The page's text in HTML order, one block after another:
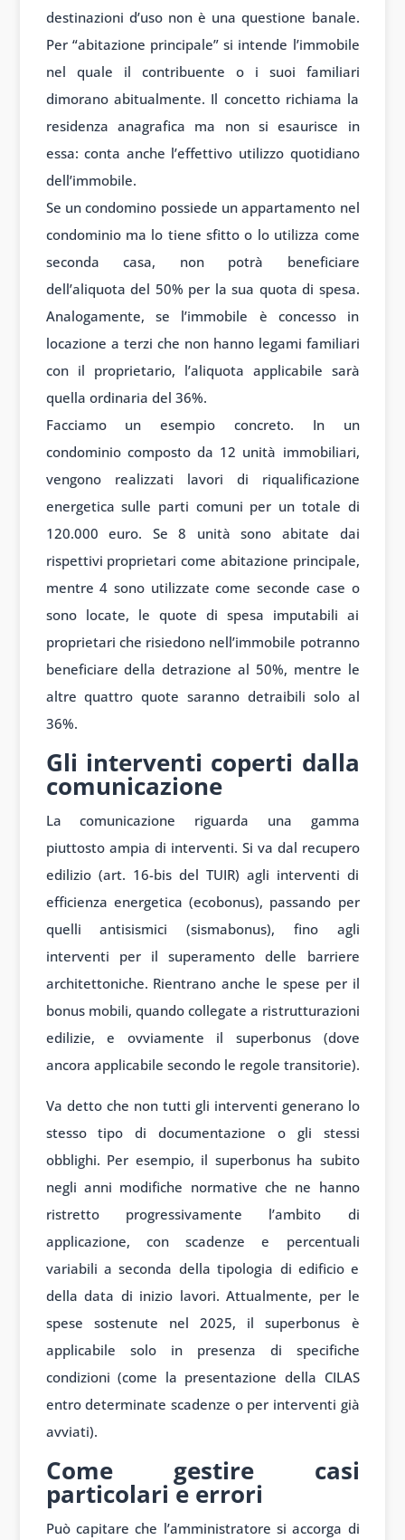
destinazioni d’uso non è una questione banale.
Per “abitazione principale” si intende l’immobile
nel quale il contribuente o i suoi familiari
dimorano abitualmente. Il concetto richiama la
residenza anagrafica ma non si esaurisce in
essa: conta anche l’effettivo utilizzo quotidiano
dell’immobile.
Se un condomino possiede un appartamento nel
condominio ma lo tiene sfitto o lo utilizza come
seconda casa, non potrà beneficiare
dell’aliquota del 50% per la sua quota di spesa.
Analogamente, se l’immobile è concesso in
locazione a terzi che non hanno legami familiari
con il proprietario, l’aliquota applicabile sarà
quella ordinaria del 36%.
Facciamo un esempio concreto. In un
condominio composto da 12 unità immobiliari,
vengono realizzati lavori di riqualificazione
energetica sulle parti comuni per un totale di
120.000 euro. Se 8 unità sono abitate dai
rispettivi proprietari come abitazione principale,
mentre 4 sono utilizzate come seconde case o
sono locate, le quote di spesa imputabili ai
proprietari che risiedono nell’immobile potranno
beneficiare della detrazione al 50%, mentre le
altre quattro quote saranno detraibili solo al
36%.
Gli interventi coperti dalla
comunicazione
La comunicazione riguarda una gamma
piuttosto ampia di interventi. Si va dal recupero
edilizio (art. 16-bis del TUIR) agli interventi di
efficienza energetica (ecobonus), passando per
quelli antisismici (sismabonus), fino agli
interventi per il superamento delle barriere
architettoniche. Rientrano anche le spese per il
bonus mobili, quando collegate a ristrutturazioni
edilizie, e ovviamente il superbonus (dove
ancora applicabile secondo le regole transitorie).
Va detto che non tutti gli interventi generano lo
stesso tipo di documentazione o gli stessi
obblighi. Per esempio, il superbonus ha subito
negli anni modifiche normative che ne hanno
ristretto progressivamente l’ambito di
applicazione, con scadenze e percentuali
variabili a seconda della tipologia di edificio e
della data di inizio lavori. Attualmente, per le
spese sostenute nel 2025, il superbonus è
applicabile solo in presenza di specifiche
condizioni (come la presentazione della CILAS
entro determinate scadenze o per interventi già
avviati).
Come gestire casi
particolari e errori
Può capitare che l’amministratore si accorga di